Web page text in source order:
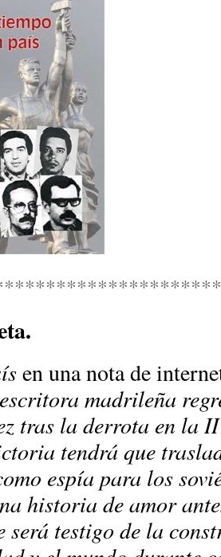
en una nota de
madrileña
tras la derrota en la
tendrá que
espía para los
historia de amor
será testigo de la